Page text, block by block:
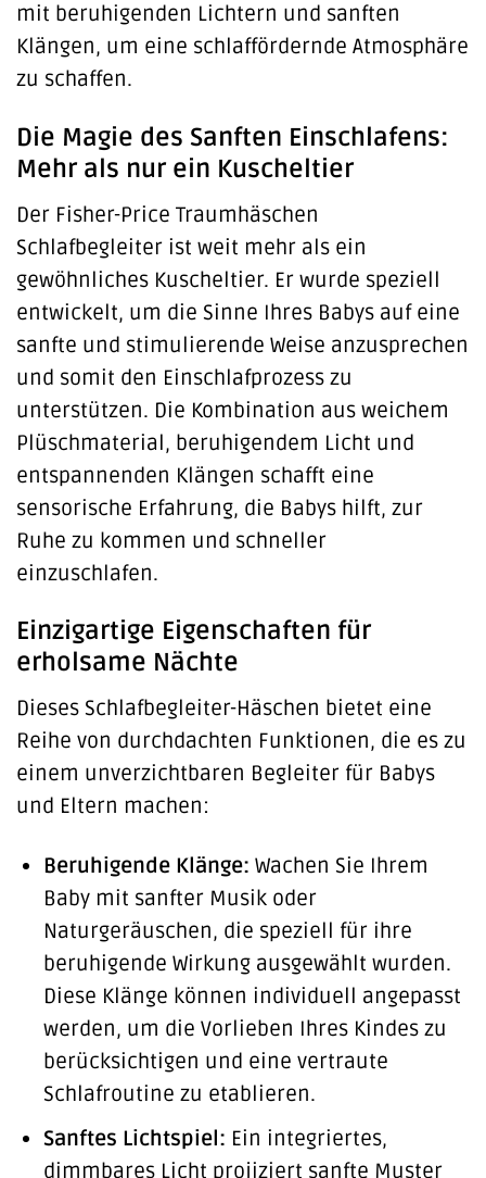
mit beruhigenden Lichtern und sanften
Klängen, um eine schlaffördernde Atmosphäre
zu schaffen.
Die Magie des Sanften Einschlafens:
Mehr als nur ein Kuscheltier
Der Fisher-Price Traumhäschen
Schlafbegleiter ist weit mehr als ein
gewöhnliches Kuscheltier. Er wurde speziell
entwickelt, um die Sinne Ihres Babys auf eine
sanfte und stimulierende Weise anzusprechen
und somit den Einschlafprozess zu
unterstützen. Die Kombination aus weichem
Plüschmaterial, beruhigendem Licht und
entspannenden Klängen schafft eine
sensorische Erfahrung, die Babys hilft, zur
Ruhe zu kommen und schneller
einzuschlafen.
Einzigartige Eigenschaften für
erholsame Nächte
Dieses Schlafbegleiter-Häschen bietet eine
Reihe von durchdachten Funktionen, die es zu
einem unverzichtbaren Begleiter für Babys
und Eltern machen:
Beruhigende Klänge: Wachen Sie Ihrem
Baby mit sanfter Musik oder
Naturgeräuschen, die speziell für ihre
beruhigende Wirkung ausgewählt wurden.
Diese Klänge können individuell angepasst
werden, um die Vorlieben Ihres Kindes zu
berücksichtigen und eine vertraute
Schlafroutine zu etablieren.
Sanftes Lichtspiel: Ein integriertes,
dimmbares Licht projiziert sanfte Muster